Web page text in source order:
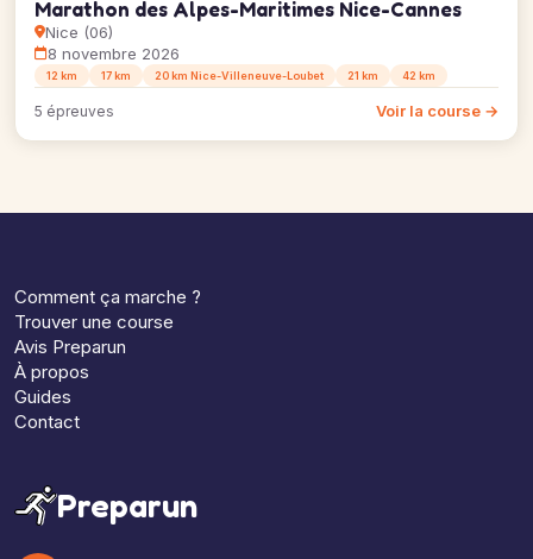
Marathon des Alpes-Maritimes Nice-Cannes
Nice (06)
8 novembre 2026
12 km 17 km 20 km Nice-Villeneuve-Loubet 21 km 42 km
5 épreuves Voir la course →
Comment ça marche ?
Trouver une course
Avis Preparun
À propos
Guides
Contact
Preparun